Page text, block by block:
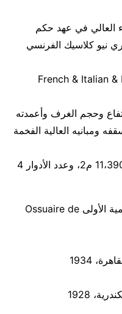
العالي في عهد حكم
نيو كلاسيك الفرنسي
French & Italian
وحجم الغرف وأعمدته
ومبانيه العالية الفخمة
مساحة مبنى دار القضاء العالي: 11،390 م2، وعدد الأدوار 4
مبنى تذكاري لشهداء الحرب العالمية الأولى Ossuaire de
1934
1928